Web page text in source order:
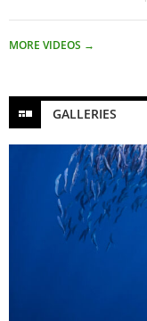
MORE VIDEOS →
GALLERIES